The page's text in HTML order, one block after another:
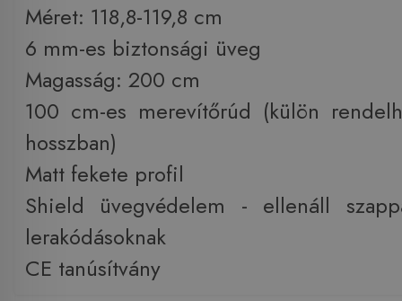
Méret: 118,8-119,8 cm
6 mm-es biztonsági üveg
Magasság: 200 cm
100 cm-es merevítőrúd (külön
hosszban)
Matt fekete profil
Shield üvegvédelem - ellenáll
lerakódásoknak
CE tanúsítvány